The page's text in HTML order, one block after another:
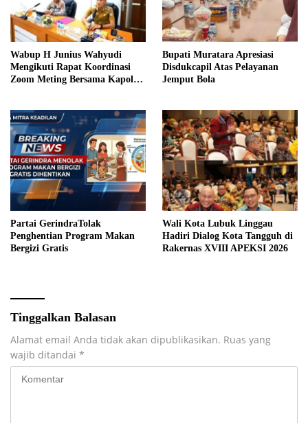
Wabup H Junius Wahyudi
Mengikuti Rapat Koordinasi
Zoom Meting Bersama Kapolres
Bupati Muratara Apresiasi
Disdukcapil Atas Pelayanan
Jemput Bola
Partai GerindraTolak
Penghentian Program Makan
Bergizi Gratis
Wali Kota Lubuk Linggau
Hadiri Dialog Kota Tangguh di
Rakernas XVIII APEKSI 2026
Tinggalkan Balasan
Alamat email Anda tidak akan dipublikasikan. Ruas yang
wajib ditandai *